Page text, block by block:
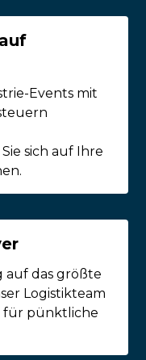
Events mit
sich auf Ihre
auf das größte
Logistikteam
für pünktliche